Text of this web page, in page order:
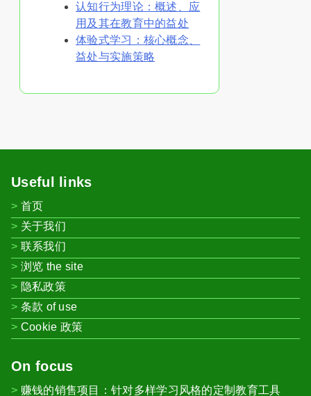
认知行为理论：概述、应
用及其在教育中的益处
体验式学习：核心概念、
益处与实施策略
Useful links
首页
关于我们
联系我们
浏览 the site
隐私政策
条款 of use
Cookie 政策
On focus
赚钱的销售项目：针对多样学习风格的定制教育工具